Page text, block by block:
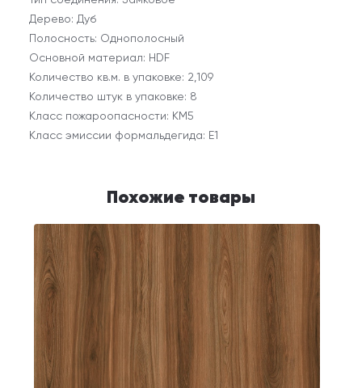
Дерево: Дуб
Полосность: Однополосный
Основной материал: HDF
Количество кв.м. в упаковке: 2,109
Количество штук в упаковке: 8
Класс пожароопасности: КМ5
Класс эмиссии формальдегида: E1
Похожие товары